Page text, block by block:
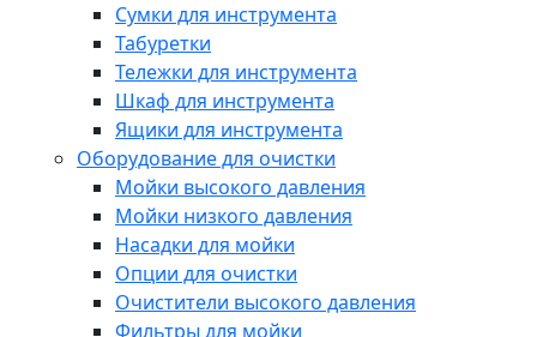
Сумки для инструмента
Табуретки
Тележки для инструмента
Шкаф для инструмента
Ящики для инструмента
Оборудование для очистки
Мойки высокого давления
Мойки низкого давления
Насадки для мойки
Опции для очистки
Очистители высокого давления
Фильтры для мойки